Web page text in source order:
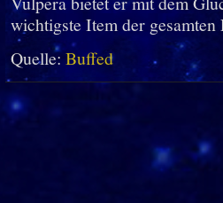
wichtigste Item der gesamten
Quelle:Buffed